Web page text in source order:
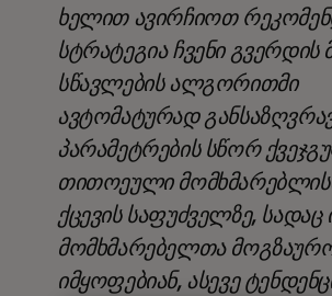
ხელით ავირჩიოთ
სტრატეგია ჩვენი გვერდის
სწავლების ალგორითმი
ავტომატურად
პარამეტრების სწორ
თითოეული
ქცევის საფუძველზე, სადაც
მომხმარებელთა
იმყოფებიან, ასევე